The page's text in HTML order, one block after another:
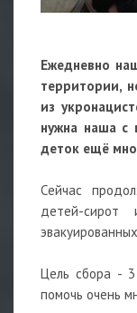
Ежедневно
территории,
из
нужна наша
деток ещё
Сейчас
детей-
Цель сбора - 3
помочь очень